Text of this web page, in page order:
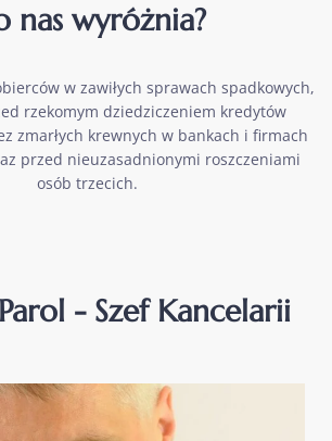
nas wyróżnia?
w zawiłych sprawach spadkowych,
rzekomym dziedziczeniem kredytów
zmarłych krewnych w bankach i firmach
przed nieuzasadnionymi roszczeniami
osób trzecich.
- Szef Kancelarii